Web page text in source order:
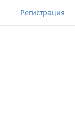
Регистрация